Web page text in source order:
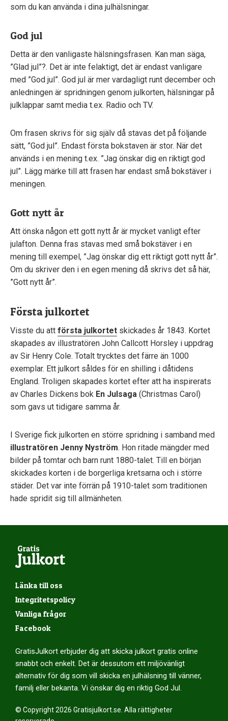
som du kan använda i dina julhälsningar.
God jul
Detta är den vanligaste hälsningsfrasen. Kan man säga,
”Glad jul”?. Det är inte felaktigt, det är endast vanligare
med ”God jul”. God jul är mer vardagligt runt december och
anledningen är spridningen genom julkorten, hälsningar på
julklappar samt media t.ex. Radio och TV.
Om frasen skrivs för sig själv då stavas det på följande
sätt, ”God jul”. Endast första bokstaven är stor. När det
används i en mening t.ex. ”Jag önskar dig en riktigt god
jul”. Lägg märke till att frasen har endast små bokstäver i
meningen.
Gott nytt år
Att önska någon ett gott nytt år är mycket vanligt efter
julafton. Denna fras stavas med små bokstäver i en
mening till exempel, ”Jag önskar dig ett riktigt gott nytt år”.
Om du skriver den i en egen mening då skrivs det så här,
”Gott nytt år”.
Första julkortet
Visste du att första julkortet skickades år 1843. Kortet
skapades av illustratören John Callcott Horsley i uppdrag
av Sir Henry Cole. Totalt trycktes det färre än 1000
exemplar. Ett julkort såldes för en shilling i dåtidens
England. Troligen skapades kortet efter att ha inspirerats
av Charles Dickens bok En Julsaga (Christmas Carol)
som gavs ut tidigare samma år.
I Sverige fick julkorten en större spridning i samband med
illustratören Jenny Nyström. Hon ritade mängder med
bilder på tomtar och barn runt 1880-talet. Till en början
skickades korten i de borgerliga kretsarna och i större
städer. Det var inte förrän på 1910-talet som traditionen
hade spridit sig till allmänheten.
Länka till oss
Integritetspolicy
Vanliga frågor
Facebook
GratisJulkort erbjuder dig att skicka julkort gratis online
snabbt och enkelt. Det är dessutom ett miljövänligt
alternativ för dig som vill skicka en julhälsning till vänner,
familj eller bekanta. Vi önskar dig en riktig God Jul.
© Copyright 2026 Gratisjulkort.se. Alla rättigheter